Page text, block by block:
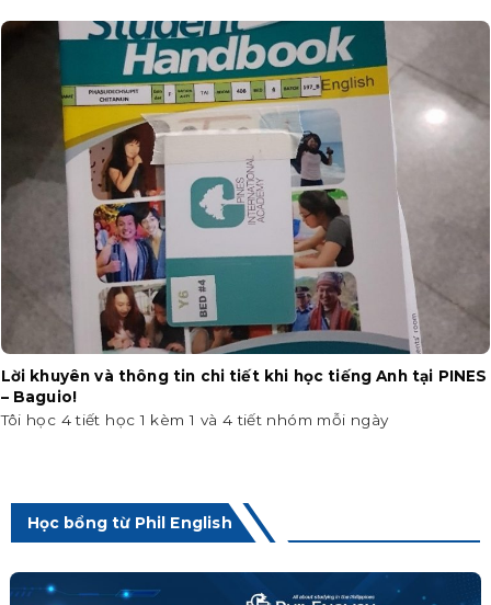
Lời khuyên và thông tin chi tiết khi học tiếng Anh tại PINES
– Baguio!
Tôi học 4 tiết học 1 kèm 1 và 4 tiết nhóm mỗi ngày
Học bổng từ Phil English